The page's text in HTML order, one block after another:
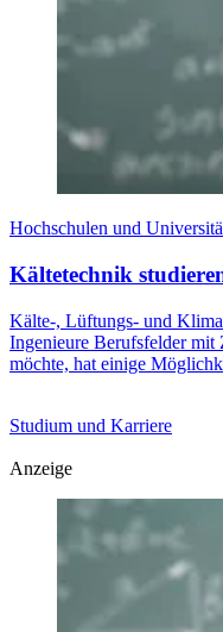
Hochschulen und
Kältetechnik
Kälte-, Lüftungs- und
Ingenieure Berufsfelder
möchte, hat einige
Studium und Karriere
Anzeige